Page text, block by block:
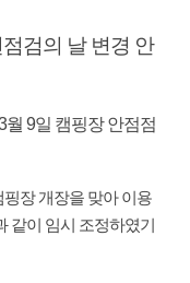
검의 날 변경 안
월 9일 캠핑장 안점점
핑장 개장을 맞아 이용
같이 임시 조정하였기